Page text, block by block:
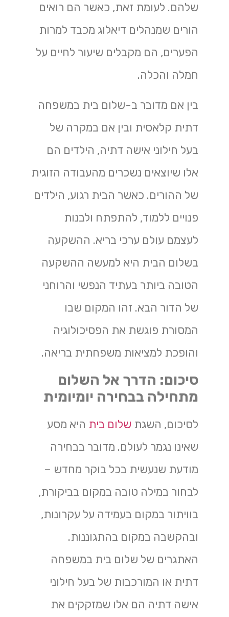
שלהם. לעומת זאת, כאשר הם רואים
הורים שמנהלים דיאלוג מכבד למרות
הפערים, הם מקבלים שיעור לחיים על
חמלה והכלה.
בין אם מדובר ב-שלום בית במשפחה
דתית קלאסית ובין אם במקרה של
בעל חילוני אישה דתיה, הילדים הם
אלו שיוצאים נשכרים מהעבודה הזוגית
של ההורים. כאשר הבית רגוע, הילדים
פנויים ללמוד, להתפתח ולבנות
לעצמם עולם ערכי בריא. ההשקעה
בשלום הבית היא למעשה ההשקעה
הטובה ביותר בעתיד הנפשי והרוחני
של הדור הבא. זהו המקום שבו
המסורת פוגשת את הפסיכולוגיה
והופכת למציאות משפחתית בריאה.
סיכום: הדרך אל השלום
מתחילה בבחירה יומיומית
לסיכום, השגת שלום בית היא מסע
שאינו נגמר לעולם. מדובר בבחירה
מודעת שנעשית בכל בוקר מחדש –
לבחור במילה טובה במקום בביקורת,
בוויתור במקום בעמידה על עקרונות,
ובהקשבה במקום בהתגוננות.
האתגרים של שלום בית במשפחה
דתית או המורכבות של בעל חילוני
אישה דתיה הם אלו שמזקקים את